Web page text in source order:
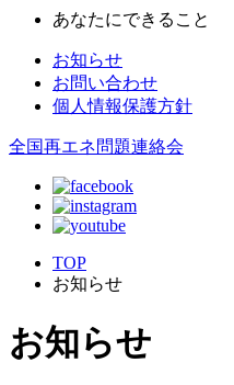
あなたにできること
お知らせ
お問い合わせ
個人情報保護方針
全国再エネ問題連絡会
TOP
お知らせ
お知らせ